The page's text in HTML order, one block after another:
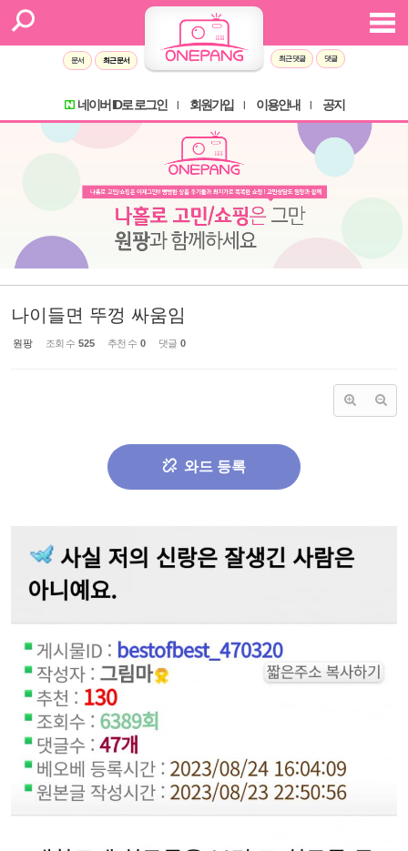
문서 최근 문서 최근 댓글 댓글
네이버 ID로 로그인 회원가입 이용안내 공지
나이들면 뚜껑 싸움임
원팡 조회 수 525 추천 수 0 댓글 0
와드 등록